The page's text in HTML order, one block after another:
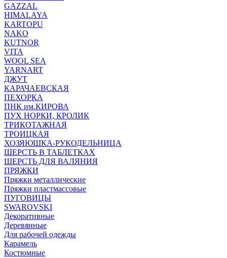
GAZZAL
HIMALAYA
KARTOPU
NAKO
KUTNOR
VITA
WOOL SEA
YARNART
ДЖУТ
КАРАЧАЕВСКАЯ
ПЕХОРКА
ПНК им.КИРОВА
ПУХ НОРКИ, КРОЛИК
ТРИКОТАЖНАЯ
ТРОИЦКАЯ
ХОЗЯЮШКА-РУКОДЕЛЬНИЦА
ШЕРСТЬ В ТАБЛЕТКАХ
ШЕРСТЬ ДЛЯ ВАЛЯНИЯ
ПРЯЖКИ
Пряжки металлические
Пряжки пластмассовые
ПУГОВИЦЫ
SWAROVSKI
Декоративные
Деревянные
Для рабочей одежды
Карамель
Костюмные